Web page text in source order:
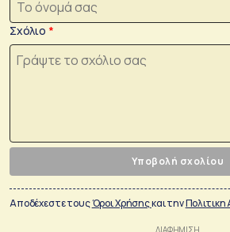
Σχόλιο
Υποβολή σχολίου
Αποδέχεστε τουςΌροι Χρήσηςκαι την